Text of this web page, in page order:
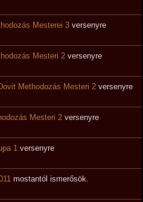
Mesterei 3 versenyre
Mesteri 2 versenyre
Methodozás Mesteri 2 versenyre
Mesteri 2 versenyre
1 versenyre
mostantól ismerősök.